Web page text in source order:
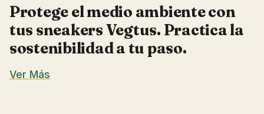
Protege el medio ambiente con
tus sneakers Vegtus. Practica la
sostenibilidad a tu paso.
Ver Más